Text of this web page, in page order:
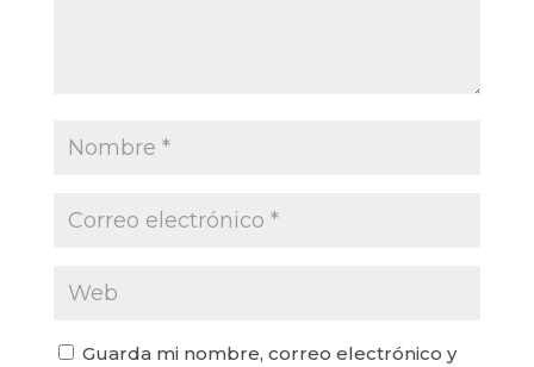
Guarda mi nombre, correo electrónico y